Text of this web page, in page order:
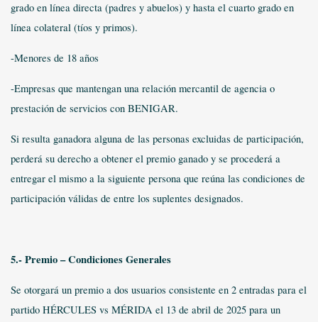
grado en línea directa (padres y abuelos) y hasta el cuarto grado en
línea colateral (tíos y primos).
-Menores de 18 años
-Empresas que mantengan una relación mercantil de agencia o
prestación de servicios con BENIGAR.
Si resulta ganadora alguna de las personas excluidas de participación,
perderá su derecho a obtener el premio ganado y se procederá a
entregar el mismo a la siguiente persona que reúna las condiciones de
participación válidas de entre los suplentes designados.
5.- Premio – Condiciones Generales
Se otorgará un premio a dos usuarios consistente en 2 entradas para el
partido HÉRCULES vs MÉRIDA el 13 de abril de 2025 para un